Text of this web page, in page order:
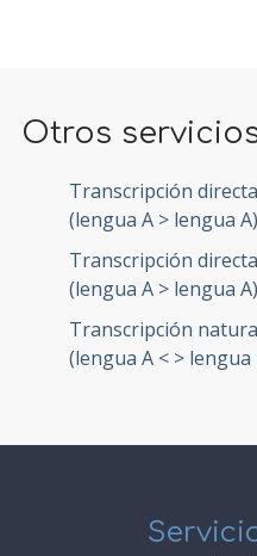
Otros
Transcripción
(lengua A > lengua A)
Transcripción
(lengua A > lengua A)
Transcripción
(lengua A < > lengua